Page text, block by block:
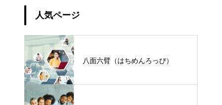
人気ページ
八面六臂（はちめんろっぴ）